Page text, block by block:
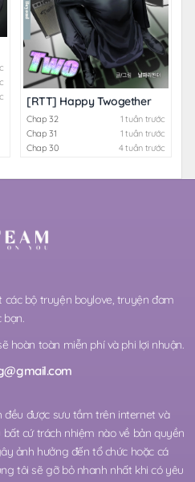
[RTT] Happy Twogether
Chap 32
1 tuần trước
Chap 31
1 tuần trước
Chap 30
4 tuần trước
các bộ truyện boylove, truyện đam
bạn.
hoàn toàn miễn phí và phi lợi nhuận.
đều được sưu tầm trên internet và
cứ trách nhiệm nào về bản quyền
ảnh hưởng đến tổ chức hoặc cá
tôi sẽ gỡ bỏ nhanh nhất khi có yêu